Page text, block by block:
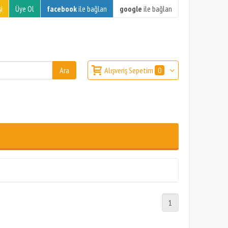
Üye Ol facebookile bağlan google ile bağlan
Alışveriş Sepetim 0
1